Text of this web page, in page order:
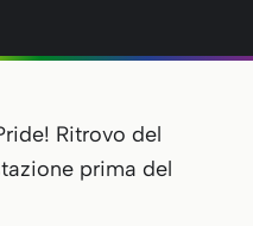
Ritrovo del
prima del